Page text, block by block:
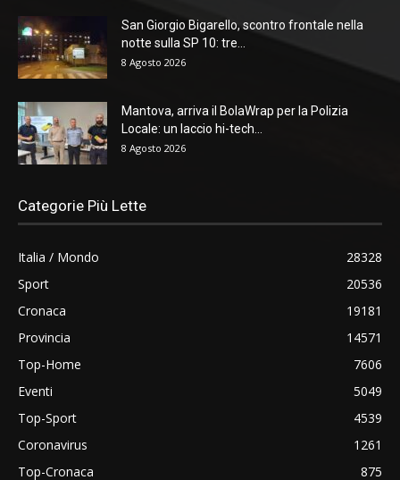
San Giorgio Bigarello, scontro frontale nella
notte sulla SP 10: tre...
8 Agosto 2026
Mantova, arriva il BolaWrap per la Polizia
Locale: un laccio hi-tech...
8 Agosto 2026
Categorie Più Lette
Italia / Mondo
28328
Sport
20536
Cronaca
19181
Provincia
14571
Top-Home
7606
Eventi
5049
Top-Sport
4539
Coronavirus
1261
Top-Cronaca
875